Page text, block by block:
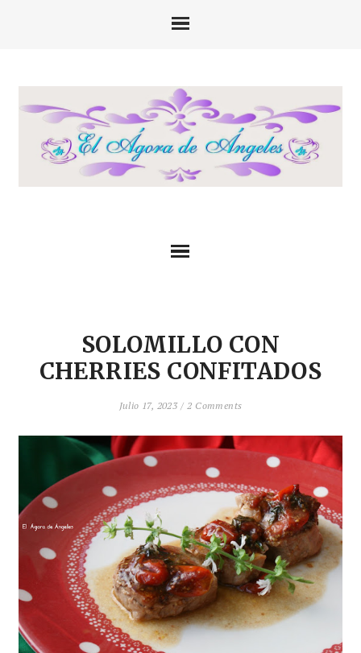
SOLOMILLO CON
CHERRIES CONFITADOS
Julio 17, 2023 / 2 Comments